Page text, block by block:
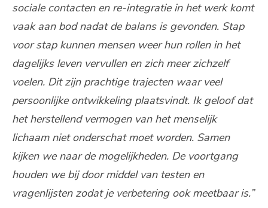
sociale contacten en re-integratie in het werk komt
vaak aan bod nadat de balans is gevonden. Stap
voor stap kunnen mensen weer hun rollen in het
dagelijks leven vervullen en zich meer zichzelf
voelen. Dit zijn prachtige trajecten waar veel
persoonlijke ontwikkeling plaatsvindt. Ik geloof dat
het herstellend vermogen van het menselijk
lichaam niet onderschat moet worden. Samen
kijken we naar de mogelijkheden. De voortgang
houden we bij door middel van testen en
vragenlijsten zodat je verbetering ook meetbaar is.”